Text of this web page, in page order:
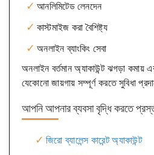
আনলিমিটেড লেনদেন
কাস্টমাইজ করা বৈশিষ্ট্য
অনলাইন ব্যাংকিং সেবা
অনলাইন বর্তমান অ্যাকাউন্ট ঝগড়া কমায়
যেকোনো জায়গায় সম্পূর্ণ করতে সুবিধা
আপনি আপনার ব্যবসা বৃদ্ধি করতে
জিরো ব্যালেন্স কারেন্ট অ্যাকাউন্ট